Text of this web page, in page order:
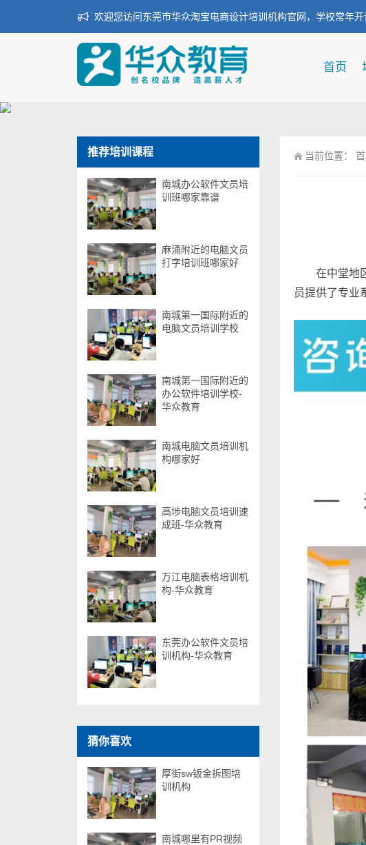
欢迎您访问东莞市华众淘宝电商设计培训机构官网，学校常年
首页
当前位置：
在中堂地
员提供了专业
推荐培训课程
南城办公软件文员培
训班哪家靠谱
麻涌附近的电脑文员
打字培训班哪家好
南城第一国际附近的
电脑文员培训学校
南城第一国际附近的
办公软件培训学校-
华众教育
南城电脑文员培训机
构哪家好
高埗电脑文员培训速
成班-华众教育
万江电脑表格培训机
构-华众教育
东莞办公软件文员培
训机构-华众教育
猜你喜欢
厚街sw钣金拆图培
训机构
南城哪里有PR视频